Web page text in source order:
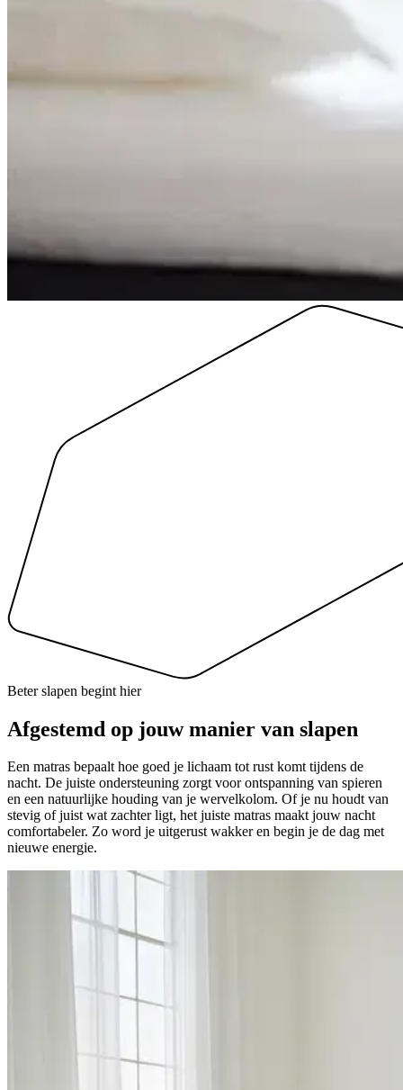
Beter slapen begint hier
Afgestemd op jouw manier van slapen
Een matras bepaalt hoe goed je lichaam tot rust komt tijdens de
nacht. De juiste ondersteuning zorgt voor ontspanning van spieren
en een natuurlijke houding van je wervelkolom. Of je nu houdt van
stevig of juist wat zachter ligt, het juiste matras maakt jouw nacht
comfortabeler. Zo word je uitgerust wakker en begin je de dag met
nieuwe energie.